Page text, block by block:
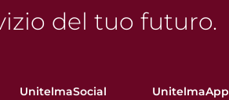
del tuo futuro.
UnitelmaSocial UnitelmaApp